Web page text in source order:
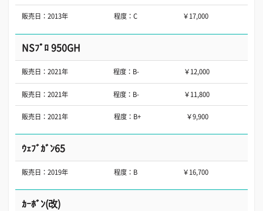
販売日：2013年 程度：C ￥17,000
NSﾌﾟﾛ 950GH
販売日：2021年 程度：B- ￥12,000
販売日：2021年 程度：B- ￥11,800
販売日：2021年 程度：B+ ￥9,900
ｳｪﾌﾞｶﾞﾝ65
販売日：2019年 程度：B ￥16,700
ｶｰﾎﾞﾝ(改)